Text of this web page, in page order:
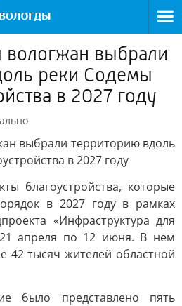
вологжан выбрали
реки Содемы
в 2027 году
выбрали территорию вдоль
в 2027 году
благоустройства, которые
в 2027 году в рамках
«Инфраструктура для
апреля по 12 июня. В нем
42 тысяч жителей областной
было представлено пять